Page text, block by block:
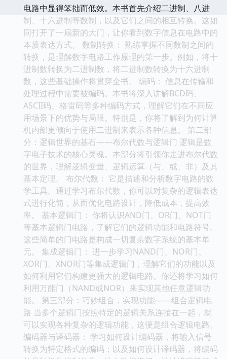
电路中显得笨拙而低效。本书首先介绍二进制、八进
制、十六进制等数制，以及它们之间的相互转换。这如
同打开了一扇新的大门，让你看到数字信息在电路中的
本质表达方式。 数制转换： 熟练掌握不同数制之间的
转换，是理解数字电路工作原理的第一步。例如，将十
进制数转换为二进制数，将二进制数转换为十六进制
数，这些基础操作将贯穿全书。 编码： 信息在传输和
处理过程中需要被编码。本书将深入讲解BCD码、
ASCII码、格雷码等多种编码方式，理解它们在不同应
用场景下的优势与局限。特别是，你将了解到为何计算
机内部更倾向于使用二进制来表示各种信息。 第二部
分：逻辑世界的基石——布尔代数与逻辑门 逻辑是数
字电子技术的核心灵魂。本部分将引领你走进布尔代数
的世界，理解逻辑变量、逻辑运算（与、或、非）及其
基本定理。 布尔代数： 它是描述和分析数字电路的数
学工具。通过学习布尔代数，你可以对复杂的逻辑表达
式进行化简，从而优化电路设计，降低成本，提高效
率。 基本逻辑门： 你将认识AND门、OR门、NOT门
等基本逻辑门电路，了解它们的逻辑功能和电路符号。
这些简单的门电路是构成一切复杂数字系统的基本单
元。 集成逻辑门： 进一步学习NAND门、NOR门、
XOR门、XNOR门等集成逻辑门，理解它们的功能以及
如何利用它们构建更强大的逻辑电路。你还将学习如何
利用万能门（NAND或NOR）来实现其他任意逻辑功
能。 第三部分：巧妙组合，实现功能——组合逻辑电
路 当多个逻辑门按照特定的逻辑关系连接在一起，就
可以实现各种复杂的逻辑功能，这便是组合逻辑电路。
编码器与译码器： 学习如何设计编码器，将输入信号
转换为特定格式的编码；以及如何设计译码器，将编码